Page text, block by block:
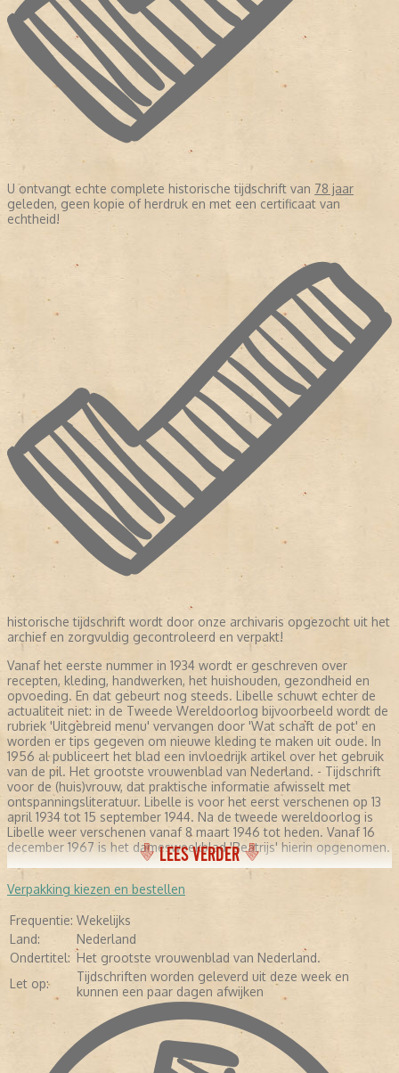
U ontvangt echte complete historische tijdschrift van 78 jaar
geleden, geen kopie of herdruk en met een certificaat van
echtheid!
historische tijdschrift wordt door onze archivaris opgezocht uit het
archief en zorgvuldig gecontroleerd en verpakt!
Vanaf het eerste nummer in 1934 wordt er geschreven over
recepten, kleding, handwerken, het huishouden, gezondheid en
opvoeding. En dat gebeurt nog steeds. Libelle schuwt echter de
actualiteit niet: in de Tweede Wereldoorlog bijvoorbeeld wordt de
rubriek 'Uitgebreid menu' vervangen door 'Wat schaft de pot' en
worden er tips gegeven om nieuwe kleding te maken uit oude. In
1956 al publiceert het blad een invloedrijk artikel over het gebruik
van de pil. Het grootste vrouwenblad van Nederland. - Tijdschrift
voor de (huis)vrouw, dat praktische informatie afwisselt met
ontspanningsliteratuur. Libelle is voor het eerst verschenen op 13
april 1934 tot 15 september 1944. Na de tweede wereldoorlog is
Libelle weer verschenen vanaf 8 maart 1946 tot heden. Vanaf 16
december 1967 is het damesweekblad 'Beatrijs' hierin opgenomen.
LEES VERDER
Verpakking kiezen en bestellen
Frequentie: Wekelijks
Land:
Nederland
Ondertitel: Het grootste vrouwenblad van Nederland.
Let op:
Tijdschriften worden geleverd uit deze week en
kunnen een paar dagen afwijken